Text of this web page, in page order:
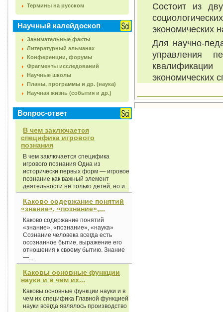
Термины на русском
Научный калейдоскоп
Занимательные факты
Литературный альманах
Конференции, форумы
Фрагменты исследований
Научные школы
Планы, программы и др. (наука)
Научная жизнь (события и др.)
Вопрос-ответ
В чем заключается
специфика игрового
познания
В чем заключается специфика
игрового познания Одна из
исторически первых форм — игровое
познание как важный элемент
деятельности не только детей, но и...
Каково содержание понятий
«знание», «познание»,...
Каково содержание понятий
«знание», «познание», «наука»
Сознание человека всегда есть
осознанное бытие, выражение его
отношения к своему бытию. Знание
—...
Каковы основные функции
науки и в чем их...
Каковы основные функции науки и в
чем их специфика Главной функцией
науки всегда являлось производство
Состоит из
экономических
Для научно-
управления
экономических